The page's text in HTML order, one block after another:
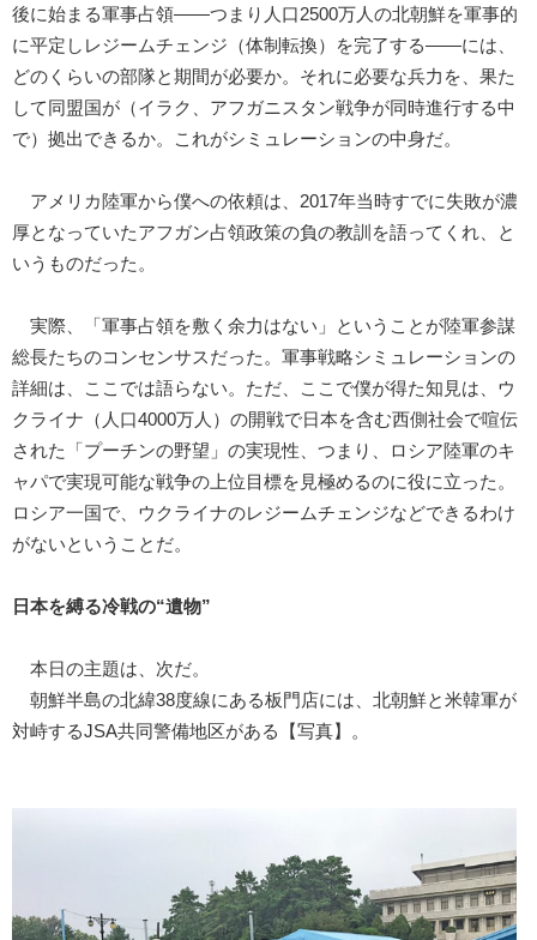
後に始まる軍事占領――つまり人口2500万人の北朝鮮を軍事的
に平定しレジームチェンジ（体制転換）を完了する――には、
どのくらいの部隊と期間が必要か。それに必要な兵力を、果た
して同盟国が（イラク、アフガニスタン戦争が同時進行する中
で）拠出できるか。これがシミュレーションの中身だ。
アメリカ陸軍から僕への依頼は、2017年当時すでに失敗が濃
厚となっていたアフガン占領政策の負の教訓を語ってくれ、と
いうものだった。
実際、「軍事占領を敷く余力はない」ということが陸軍参謀
総長たちのコンセンサスだった。軍事戦略シミュレーションの
詳細は、ここでは語らない。ただ、ここで僕が得た知見は、ウ
クライナ（人口4000万人）の開戦で日本を含む西側社会で喧伝
された「プーチンの野望」の実現性、つまり、ロシア陸軍のキ
ャパで実現可能な戦争の上位目標を見極めるのに役に立った。
ロシア一国で、ウクライナのレジームチェンジなどできるわけ
がないということだ。
日本を縛る冷戦の“遺物”
本日の主題は、次だ。
朝鮮半島の北緯38度線にある板門店には、北朝鮮と米韓軍が
対峙するJSA共同警備地区がある【写真】。